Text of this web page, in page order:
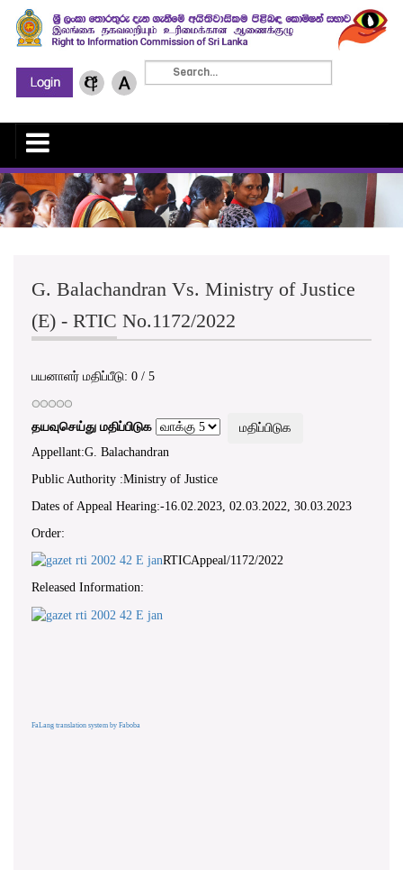
G. Balachandran Vs. Ministry of Justice
(E) - RTIC No.1172/2022
பயனாளர் மதிப்பீடு: 0 / 5
தயவுசெய்து மதிப்பிடுக
Appellant:G. Balachandran
Public Authority :Ministry of Justice
Dates of Appeal Hearing:-16.02.2023, 02.03.2022, 30.03.2023
Order:
RTICAppeal/1172/2022
Released Information:
FaLang translation system by Faboba